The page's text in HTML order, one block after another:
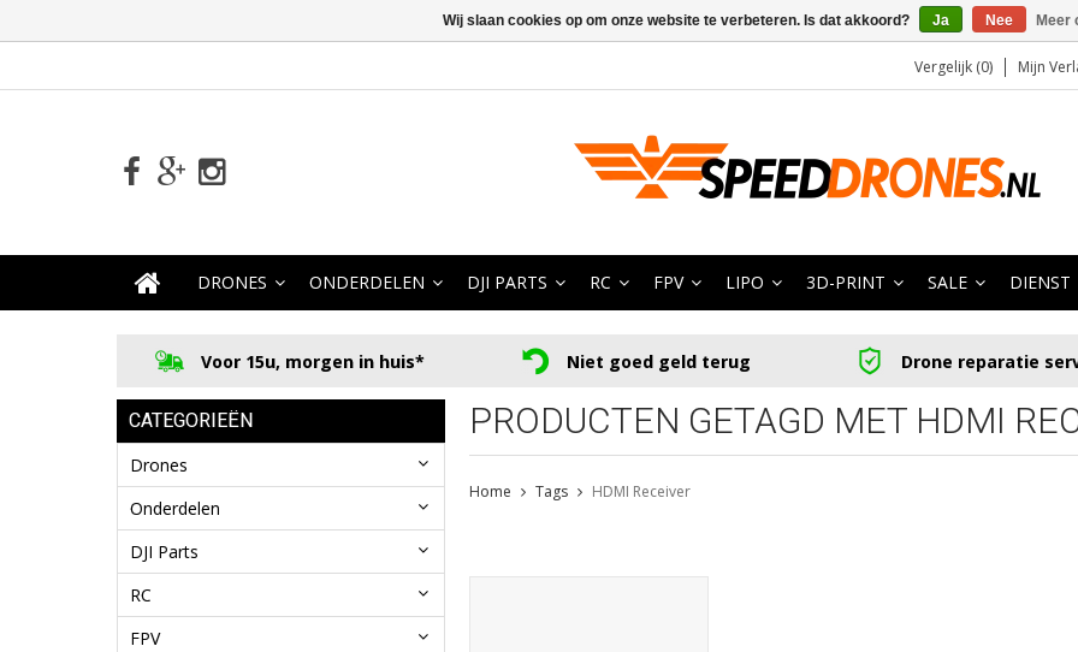
Vergelijk (0) Mijn
DRONES ONDERDELEN DJI PARTS RC FPV LIPO 3D-PRINT SALE DIENST
Voor 15u, morgen in huis* Niet goed geld terug Drone reparatie
CATEGORIEËN
Drones
Onderdelen
DJI Parts
RC
FPV
PRODUCTEN GETAGD MET HDMI
Home Tags HDMI Receiver
Wij slaan cookies op om onze website te verbeteren. Is dat akkoord? Ja Nee Meer